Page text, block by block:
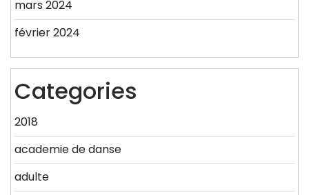
mars 2024
février 2024
Categories
2018
academie de danse
adulte